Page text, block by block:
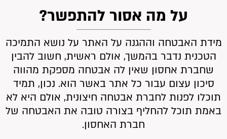
על מה אסור להתפשר?
מידת האבטחה וההגנה על האתר על נושא התמיכה
הטכנית נדבר בהמשך, אולם ראשית, חשוב להבין
שחברת אחסון שאין לה אבטחה מספקת מהווה
סיכון עצום עבור כל אתר באשר הוא. נכון, תמיד
תוכלו לפנות לחברת אבטחה חיצונית, אולם היא לא
באמת תוכל להחליף בצורה טובה את האבטחה של
חברת האחסון.